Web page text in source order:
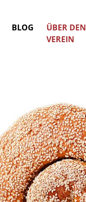
BLOG
ÜBER DEN
VEREIN